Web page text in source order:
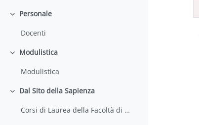
Minimizza
Personale
Docenti
Minimizza
Modulistica
Modulistica
Minimizza
Dal Sito della Sapienza
Corsi di Laurea della Facoltà di Farmacia e Medicina